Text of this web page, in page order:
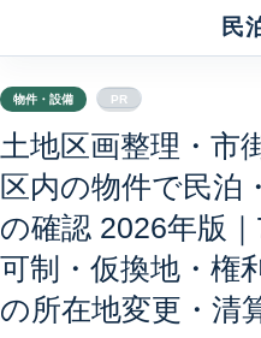
民
物件・設備 PR
土地区画整理・市
区内の物件で民泊
の確認 2026年版
可制・仮換地・権
の所在地変更・清